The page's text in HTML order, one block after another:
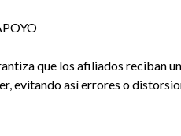
que los afiliados reciban
evitando así errores o